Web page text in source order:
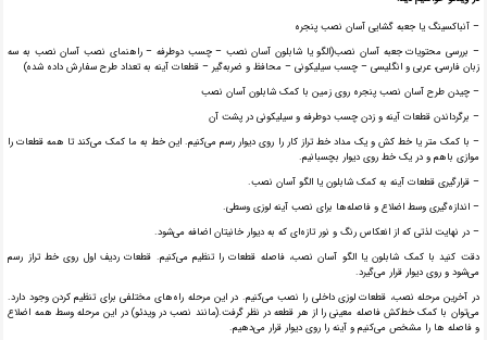
– آنباکسینگ یا جعبه گشایی آسان نصب پنجره
– بررسی محتویات جعبه آسان نصب(الگو یا شابلون آسان نصب – چسب دو‌طرفه – راهنمای نصب آسان نصب به سه
زبان فارسی، عربی و انگلیسی – چسب سیلیکونی – محافظ و ضربه‌گیر – قطعات آینه به تعداد طرح سفارش داده شده)
– چیدن طرح آسان نصب پنجره روی زمین با کمک شابلون آسان نصب
– برگرداندن قطعات آینه و زدن چسب دو‌طرفه و سیلیکونی در پشت آن
– با کمک متر یا خط کش و یک مداد خط تراز کار را روی دیوار رسم می‌کنیم. این خط به ما کمک می‌کند تا همه قطعات را
موازی با‌هم و در یک خط روی دیوار بچسبانیم.
– قرار‌گیری قطعات آینه به کمک شابلون یا الگو آسان نصب.
– اندازه‌گیری وسط اضلاع و فاصله‌ها برای نصب آینه لوزی وسطی.
– در نهایت لذتی که از انعکاس رنگ و نور تازه‌ای که به دیوار خانیتان اضافه می‌شود.
دقت کنید با کمک شابلون یا الگو آسان نصب، فاصله قطعات را تنظیم می‌کنیم. قطعات ردیف اول روی خط تراز رسم
می‌شود و روی دیوار قرار می‌گیرد.
در آخرین مرحله نصب، قطعات لوزی داخلی را نصب می‌کنیم. در این مرحله راه‌های مختلفی برای تنظیم کردن وجود دارد.
می‌توان با کمک خط‌کش فاصله معینی را از هر قطعه در نظر گرفت.(مانند نصب در ویدئو) در این مرحله وسط همه اضلاع
و فاصله ها را مشخص می‌کنیم و آینه را روی دیوار قرار می‌دهیم.